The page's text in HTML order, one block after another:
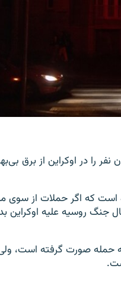
را در اوکراین از برق
است که اگر حملات از سوی
جنگ روسیه علیه اوکراین
حمله صورت گرفته است،